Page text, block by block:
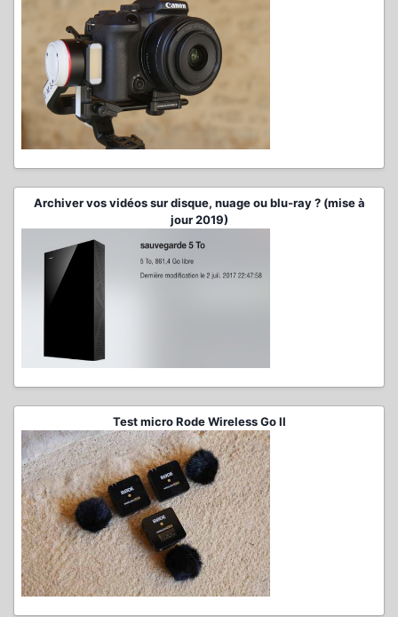
Archiver vos vidéos sur disque, nuage ou blu-ray ? (mise à
jour 2019)
Test micro Rode Wireless Go II